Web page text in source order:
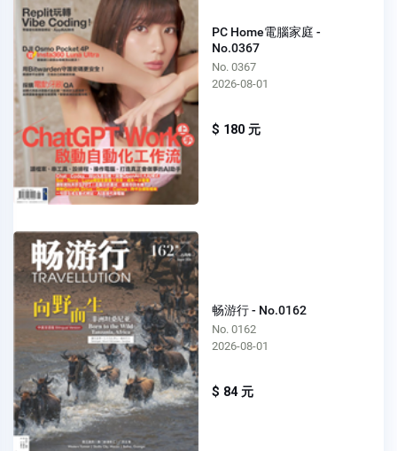
PC Home電腦家庭 -
No.0367
No. 0367
2026-08-01
$ 180 元
畅游行 - No.0162
No. 0162
2026-08-01
$ 84 元